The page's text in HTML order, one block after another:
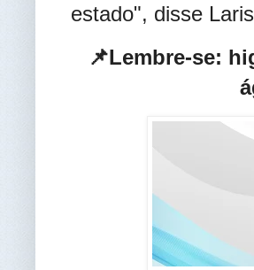
estado", disse
📌Lembre-se: